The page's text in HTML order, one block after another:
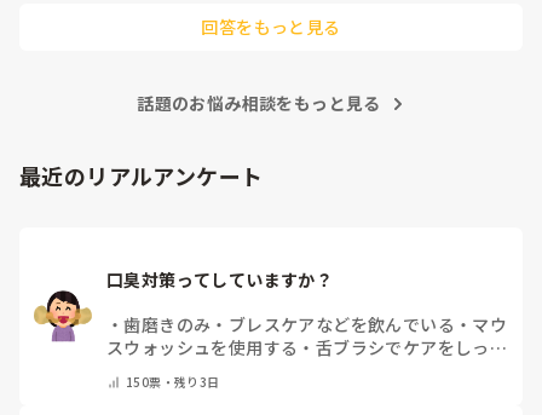
人前で弾くのも回数をこなすしかないかもです(^_^;)
回答をもっと見る
話題のお悩み相談をもっと見る
最近のリアルアンケート
口臭対策ってしていますか？
・歯磨きのみ ・ ブレスケアなどを飲んでいる ・ マウ
スウォッシュを使用する ・ 舌ブラシでケアをしっか
の他(コメントで教えて下さい)
150票・残り3日